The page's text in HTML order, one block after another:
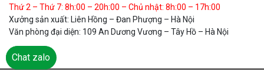
Thứ 2 – Thứ 7: 8h:00 – 20h:00 – Chủ nhật: 8h:00 – 17h:00
Xưởng sản xuất: Liên Hồng – Đan Phượng – Hà Nội
Văn phòng đại diện: 109 An Dương Vương – Tây Hồ – Hà Nội
Chat Zalo
Chat zalo